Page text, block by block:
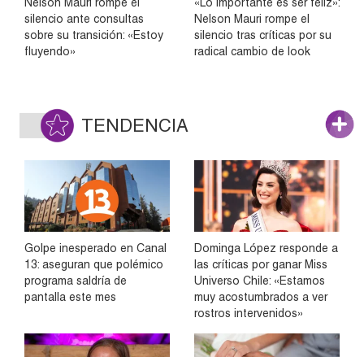
silencio ante consultas
sobre su transición: «Estoy
fluyendo»
Nelson Mauri rompe el
silencio tras críticas por su
radical cambio de look
TENDENCIA
Golpe inesperado en Canal
13: aseguran que polémico
programa saldría de
pantalla este mes
Dominga López responde a
las críticas por ganar Miss
Universo Chile: «Estamos
muy acostumbrados a ver
rostros intervenidos»